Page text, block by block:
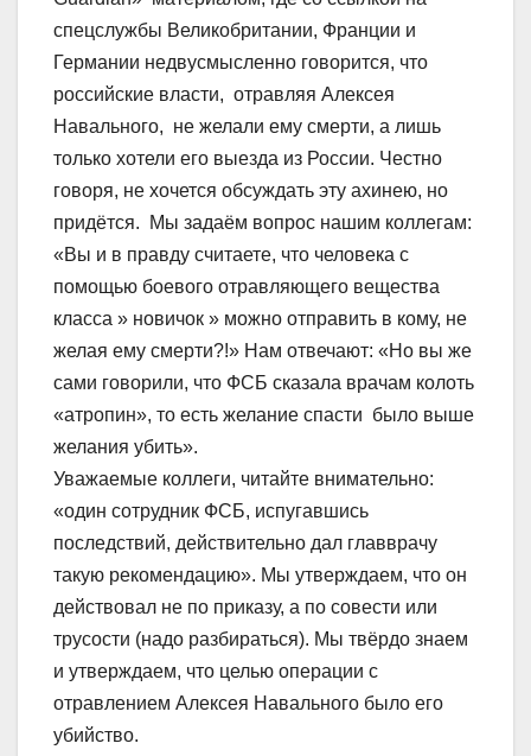
спецслужбы Великобритании, Франции и
Германии недвусмысленно говорится, что
российские власти, отравляя Алексея
Навального, не желали ему смерти, а лишь
только хотели его выезда из России. Честно
говоря, не хочется обсуждать эту ахинею, но
придётся. Мы задаём вопрос нашим коллегам:
«Вы и в правду считаете, что человека с
помощью боевого отравляющего вещества
класса » новичок » можно отправить в кому, не
желая ему смерти?!» Нам отвечают: «Но вы же
сами говорили, что ФСБ сказала врачам колоть
«атропин», то есть желание спасти было выше
желания убить».
Уважаемые коллеги, читайте внимательно:
«один сотрудник ФСБ, испугавшись
последствий, действительно дал главврачу
такую рекомендацию». Мы утверждаем, что он
действовал не по приказу, а по совести или
трусости (надо разбираться). Мы твёрдо знаем
и утверждаем, что целью операции с
отравлением Алексея Навального было его
убийство.